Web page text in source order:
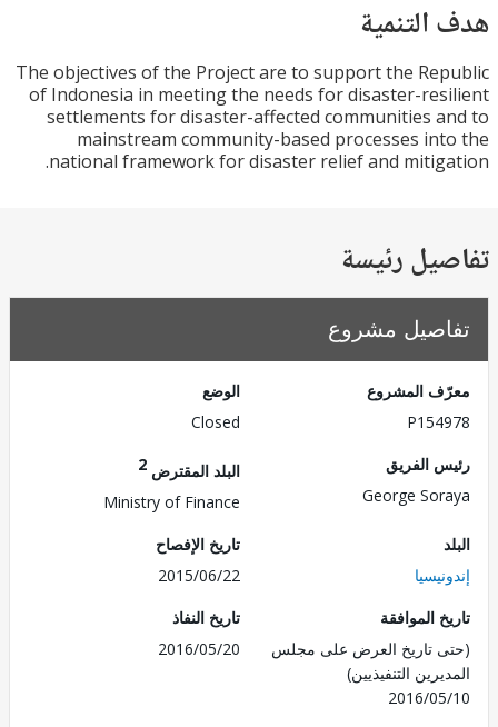
The objectives of the Project are to support the
of Indonesia in meeting the needs for disaster-
settlements for disaster-affected communities
mainstream community-based processes
national framework for disaster relief and
رئيسة
مشروع
المشروع
الفريق
George
البلد المقترض
Ministry of Finance
تاريخ الإفصاح
2015/06/22
الموافقة
تاريخ العرض على مجلس
التنفيذيين)
2016/
تاريخ النفاذ
2016/05/20